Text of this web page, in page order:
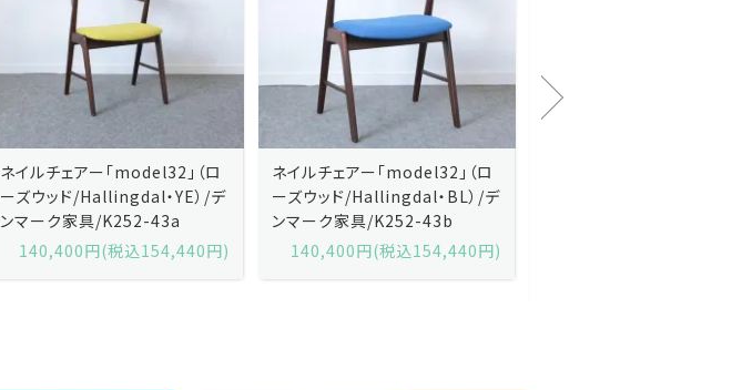
ネイルチェアー「model32」（ロ
ーズウッド/Hallingdal・BL）/デ
ンマーク家具/K252-43b
140,400円(税込154,440円)
Kai Kristiansenカイ・クリスチ
ャンセン/ダイニングチェアー
「No.42」（ローズウッド・レザー
黒）/デンマーク家具/J252-57j